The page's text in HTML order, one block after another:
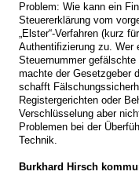
Problem: Wie kann ein
Steuererklärung vom
„Elster“-Verfahren (kurz
Authentifizierung zu. Wer
Steuernummer
machte der Gesetzgeber
schafft
Registergerichten oder
Verschlüsselung aber
Problemen bei der
Technik.
Burkhard Hirsch